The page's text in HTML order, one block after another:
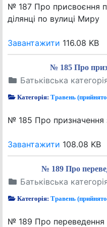
№ 187 Про присвоєння
ділянці по вулиці Миру
Завантажити 116.08 KB
№ 185 Про
Батьківська
Категорія:Травень
№ 185 Про призначення
Завантажити 108.08 KB
№ 189 Про
Батьківська
Категорія:Травень
№ 189 Про переведення